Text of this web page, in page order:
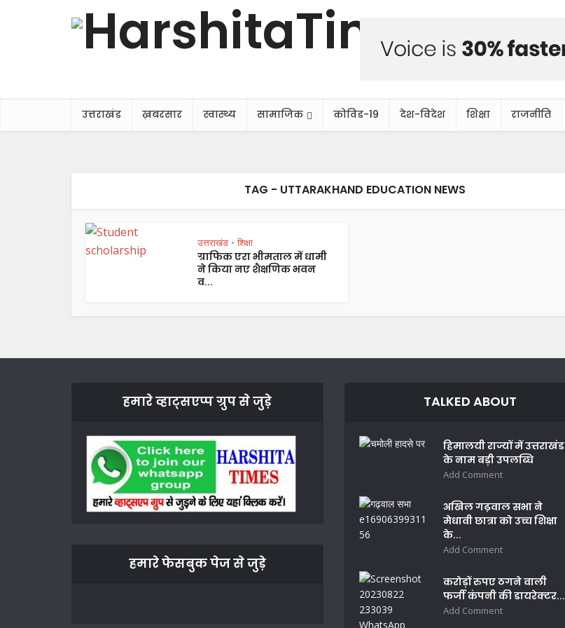
उत्तराखंड ख़बरसार स्वास्थ्य सामाजिक कोविड-19 देश-विदेश शिक्षा राजनीति
TAG - UTTARAKHAND EDUCATION NEWS
उत्तराखंड • शिक्षा
ग्राफिक एरा भीमताल में धामी
ने किया नए शैक्षणिक भवन
व...
हमारे व्हाट्सएप्प ग्रुप से जुड़े
हमारे फेसबुक पेज से जुड़े
TALKED ABOUT
हिमालयी राज्यों में उत्तराखंड
के नाम बड़ी उपलब्धि
Add Comment
अखिल गढ़वाल सभा ने
मेधावी छात्रा को उच्च शिक्षा
के...
Add Comment
करोड़ों रुपए ठगने वाली
फर्जी कंपनी की डायरेक्टर...
Add Comment